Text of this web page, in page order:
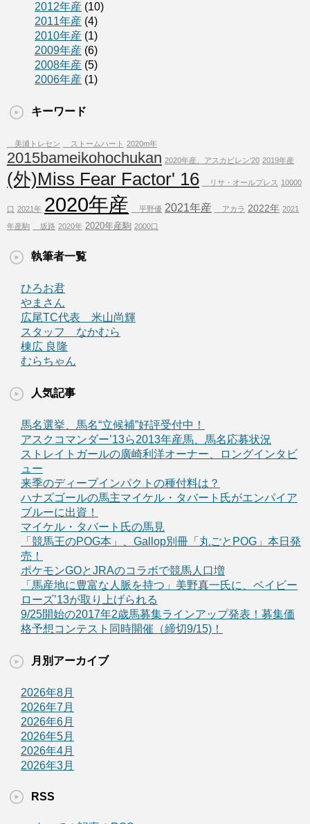
2012年産 (10)
2011年産 (4)
2010年産 (1)
2009年産 (6)
2008年産 (5)
2006年産 (1)
キーワード
美浦トレセン ストームハート 2020m年
2015bameikohochukan 2020年産、アスカビレン'20 2019年産
(外)Miss Fear Factor' 16 リサ・オールプレス 10000
口 2021年 2020年産 平野優 2021年産 アカラ 2022年 2021
年産駒 坂路 2020年 2020年産駒 2000口
執筆者一覧
ひろお君
やまさん
広尾TC代表 米山尚輝
スタッフ なかむら
棟広 良隆
むらちゃん
人気記事
馬名選挙、馬名“立候補”好評受付中！
アスクコマンダー’13ら2013年産馬、馬名応募状況
ストレイトガールの廣崎利洋オーナー、ロングインタビ
ュー
来季のディープインパクトの種付料は？
ハナズゴールの馬主マイケル・タバート氏がエンパイア
ブルーに出資！
マイケル・タバート氏の馬見
「競馬王のPOG本」、Gallop別冊「丸ごとPOG」本日発
売！
ポケモンGOとJRAのコラボで競馬人口増
「馬産地に豊富な人脈を持つ」美野真一氏に、ベイビー
ローズ’13が取り上げられる
9/25開始の2017年2歳馬募集ラインアップ発表！募集価
格予想コンテスト同時開催（締切9/15)！
月別アーカイブ
2026年8月
2026年7月
2026年6月
2026年5月
2026年4月
2026年3月
RSS